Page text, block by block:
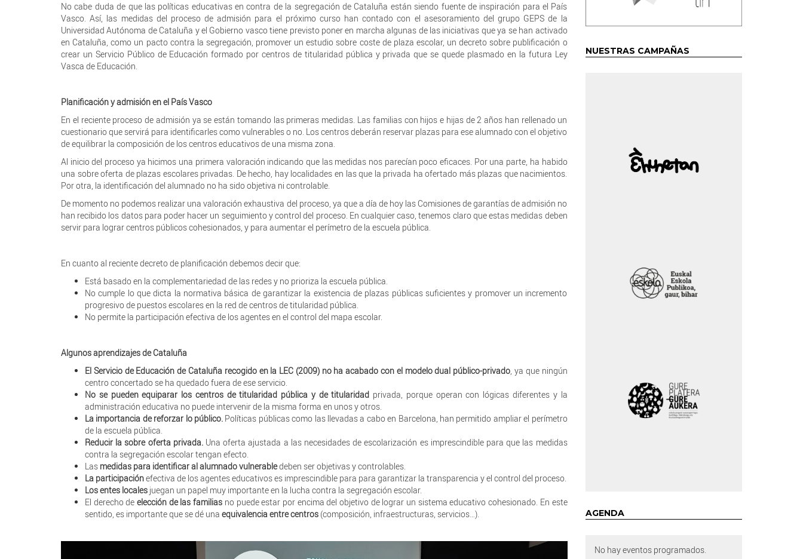
No cabe duda de que las políticas educativas en contra de la segregación de Cataluña están siendo fuente de inspiración para el País
Vasco. Así, las medidas del proceso de admisión para el próximo curso han contado con el asesoramiento del grupo GEPS de la
Universidad Autónoma de Cataluña y el Gobierno vasco tiene previsto poner en marcha algunas de las iniciativas que ya se han activado
en Cataluña, como un pacto contra la segregación, promover un estudio sobre coste de plaza escolar, un decreto sobre publificación o
crear un Servicio Público de Educación formado por centros de titularidad pública y privada que se quede plasmado en la futura Ley
Vasca de Educación.
Planificación y admisión en el País Vasco
En el reciente proceso de admisión ya se están tomando las primeras medidas. Las familias con hijos e hijas de 2 años han rellenado un
cuestionario que servirá para identificarles como vulnerables o no. Los centros deberán reservar plazas para ese alumnado con el objetivo
de equilibrar la composición de los centros educativos de una misma zona.
Al inicio del proceso ya hicimos una primera valoración indicando que las medidas nos parecían poco eficaces. Por una parte, ha habido
una sobre oferta de plazas escolares privadas. De hecho, hay localidades en las que la privada ha ofertado más plazas que nacimientos.
Por otra, la identificación del alumnado no ha sido objetiva ni controlable.
De momento no podemos realizar una valoración exhaustiva del proceso, ya que a día de hoy las Comisiones de garantías de admisión no
han recibido los datos para poder hacer un seguimiento y control del proceso. En cualquier caso, tenemos claro que estas medidas deben
servir para lograr centros públicos cohesionados, y para aumentar el perímetro de la escuela pública.
En cuanto al reciente decreto de planificación debemos decir que:
Está basado en la complementariedad de las redes y no prioriza la escuela pública.
No cumple lo que dicta la normativa básica de garantizar la existencia de plazas públicas suficientes y promover un incremento
progresivo de puestos escolares en la red de centros de titularidad pública.
No permite la participación efectiva de los agentes en el control del mapa escolar.
Algunos aprendizajes de Cataluña
El Servicio de Educación de Cataluña recogido en la LEC (2009) no ha acabado con el modelo dual público-privado, ya que ningún
centro concertado se ha quedado fuera de ese servicio.
No se pueden equiparar los centros de titularidad pública y de titularidad privada, porque operan con lógicas diferentes y la
administración educativa no puede intervenir de la misma forma en unos y otros.
La importancia de reforzar lo público. Políticas públicas como las llevadas a cabo en Barcelona, han permitido ampliar el perímetro
de la escuela pública.
Reducir la sobre oferta privada. Una oferta ajustada a las necesidades de escolarización es imprescindible para que las medidas
contra la segregación escolar tengan efecto.
Las medidas para identificar al alumnado vulnerabledeben ser objetivas y controlables.
La participaciónefectiva de los agentes educativos es imprescindible para para garantizar la transparencia y el control del proceso.
Los entes locales juegan un papel muy importante en la lucha contra la segregación escolar.
El derecho deelección de las familias no puede estar por encima del objetivo de lograr un sistema educativo cohesionado. En este
sentido, es importante que se dé una equivalencia entre centros (composición, infraestructuras, servicios…).
NUESTRAS CAMPAÑAS
AGENDA
No hay eventos programados.